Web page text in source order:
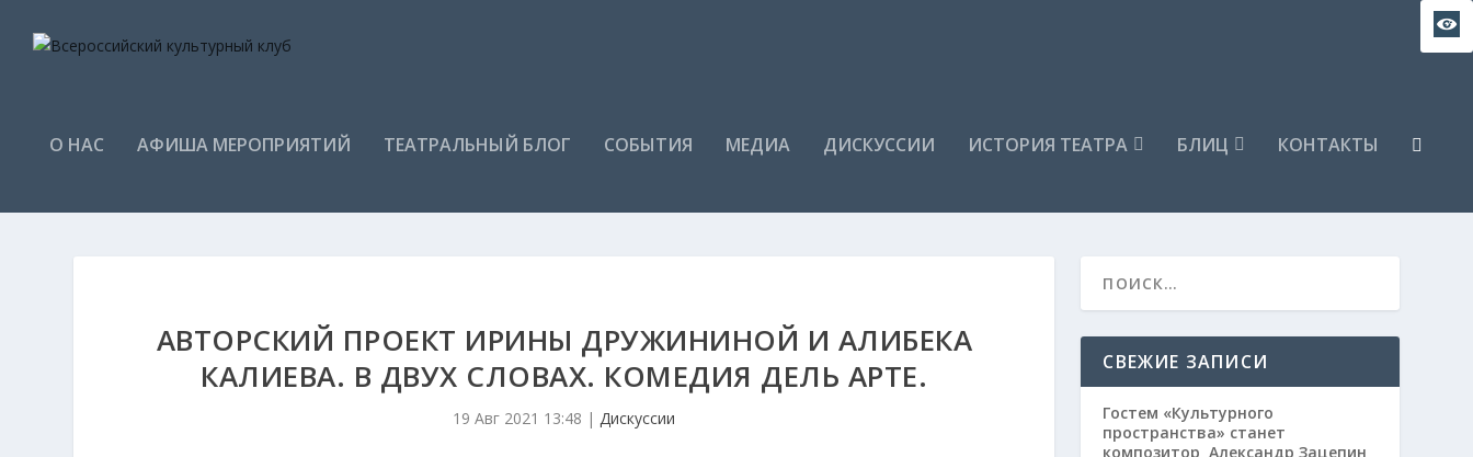
О НАС АФИША МЕРОПРИЯТИЙ ТЕАТРАЛЬНЫЙ БЛОГ СОБЫТИЯ МЕДИА ДИСКУССИИ ИСТОРИЯ ТЕАТРА БЛИЦ КОНТАКТЫ
АВТОРСКИЙ ПРОЕКТ ИРИНЫ ДРУЖИНИНОЙ И АЛИБЕКА
КАЛИЕВА. В ДВУХ СЛОВАХ. КОМЕДИЯ ДЕЛЬ АРТЕ.
19 Авг 2021 13:48 |Дискуссии
СВЕЖИЕ ЗАПИСИ
Гостем «Культурного
пространства» станет
композитор Александр Зацепин